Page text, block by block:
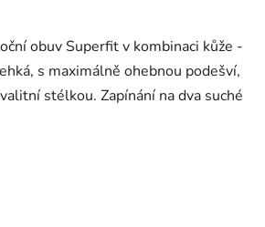
obuv Superfit v kombinaci kůže -
s maximálně ohebnou podešví,
stélkou. Zapínání na dva suché